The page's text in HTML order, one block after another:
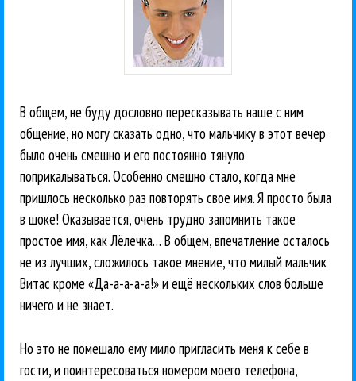
В общем, не буду дословно пересказывать наше с ним
общение, но могу сказать одно, что мальчику в этот вечер
было очень смешно и его постоянно тянуло
поприкалываться. Особенно смешно стало, когда мне
пришлось несколько раз повторять свое имя. Я просто была
в шоке! Оказывается, очень трудно запомнить такое
простое имя, как Лёлечка… В общем, впечатление осталось
не из лучших, сложилось такое мнение, что милый мальчик
Витас кроме «Да-а-а-а-а!» и ещё нескольких слов больше
ничего и не знает.
Но это не помешало ему мило пригласить меня к себе в
гости, и поинтересоваться номером моего телефона,